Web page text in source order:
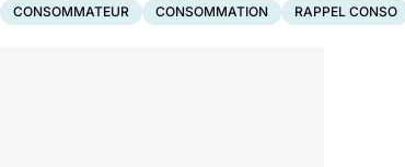
CONSOMMATEUR CONSOMMATION RAPPEL CONSO